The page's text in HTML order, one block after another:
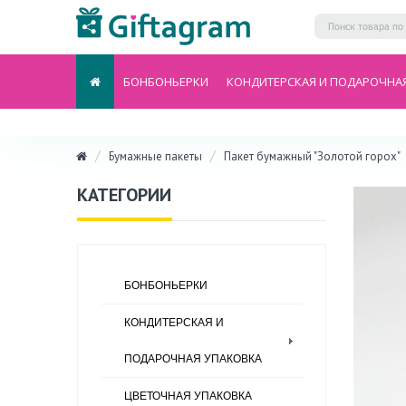
БОНБОНЬЕРКИ КОНДИТЕРСКАЯ И
Бумажные пакеты Пакет бумажный "Золотой горох"
КАТЕГОРИИ
БОНБОНЬЕРКИ
КОНДИТЕРСКАЯ И
ПОДАРОЧНАЯ УПАКОВКА
ЦВЕТОЧНАЯ УПАКОВКА